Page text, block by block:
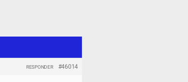
#46014
RESPONDER